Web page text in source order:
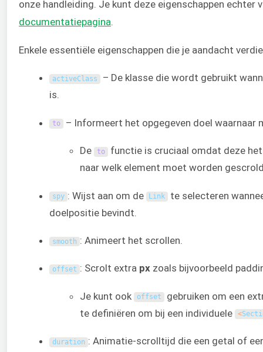
onze handleiding. Je kunt deze eigenschappen echter
documentatiepagina
Enkele essentiële eigenschappen die je aandacht
activeClass – De klasse die wordt gebruikt
is.
to – Informeert het opgegeven doel waarnaar
De to functie is cruciaal omdat deze
naar welk element moet worden
spy : Wijst aan om de Link
te selecteren
doelpositie bevindt.
smooth : Animeert het scrollen.
offset : Scrolt extra pxzoals bijvoorbeeld
Je kunt ook offset gebruiken om een
te definiëren om bij een individuele
<
duration : Animatie-scrolltijd die een getal of